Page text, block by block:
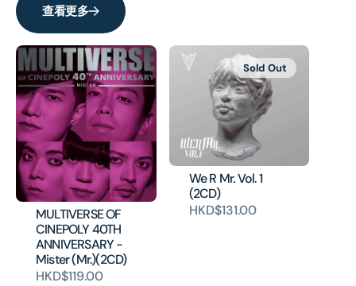
查看更多
MULTIVERSE OF
CINEPOLY 40TH
ANNIVERSARY -
Mister (Mr.)(2CD)
HKD$119.00
We R Mr. Vol. 1
(2CD)
HKD$131.00
Sold Out